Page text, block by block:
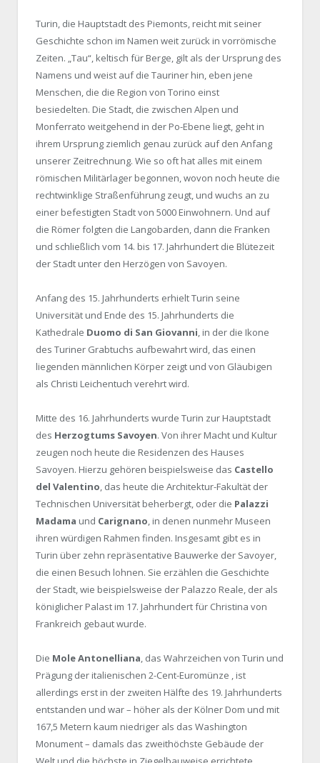
Turin, die Hauptstadt des Piemonts, reicht mit seiner
Geschichte schon im Namen weit zurück in vorrömische
Zeiten. „Tau“, keltisch für Berge, gilt als der Ursprung des
Namens und weist auf die Tauriner hin, eben jene
Menschen, die die Region von Torino einst
besiedelten. Die Stadt, die zwischen Alpen und
Monferrato weitgehend in der Po-Ebene liegt, geht in
ihrem Ursprung ziemlich genau zurück auf den Anfang
unserer Zeitrechnung. Wie so oft hat alles mit einem
römischen Militärlager begonnen, wovon noch heute die
rechtwinklige Straßenführung zeugt, und wuchs an zu
einer befestigten Stadt von 5000 Einwohnern. Und auf
die Römer folgten die Langobarden, dann die Franken
und schließlich vom 14. bis 17. Jahrhundert die Blütezeit
der Stadt unter den Herzögen von Savoyen.
Anfang des 15. Jahrhunderts erhielt Turin seine
Universität und Ende des 15. Jahrhunderts die
Kathedrale Duomo di San Giovanni, in der die Ikone
des Turiner Grabtuchs aufbewahrt wird, das einen
liegenden männlichen Körper zeigt und von Gläubigen
als Christi Leichentuch verehrt wird.
Mitte des 16. Jahrhunderts wurde Turin zur Hauptstadt
des Herzogtums Savoyen. Von ihrer Macht und Kultur
zeugen noch heute die Residenzen des Hauses
Savoyen. Hierzu gehören beispielsweise das Castello
del Valentino, das heute die Architektur-Fakultät der
Technischen Universität beherbergt, oder die Palazzi
Madama und Carignano, in denen nunmehr Museen
ihren würdigen Rahmen finden. Insgesamt gibt es in
Turin über zehn repräsentative Bauwerke der Savoyer,
die einen Besuch lohnen. Sie erzählen die Geschichte
der Stadt, wie beispielsweise der Palazzo Reale, der als
königlicher Palast im 17. Jahrhundert für Christina von
Frankreich gebaut wurde.
Die Mole Antonelliana, das Wahrzeichen von Turin und
Prägung der italienischen 2-Cent-Euromünze , ist
allerdings erst in der zweiten Hälfte des 19. Jahrhunderts
entstanden und war – höher als der Kölner Dom und mit
167,5 Metern kaum niedriger als das Washington
Monument – damals das zweithöchste Gebäude der